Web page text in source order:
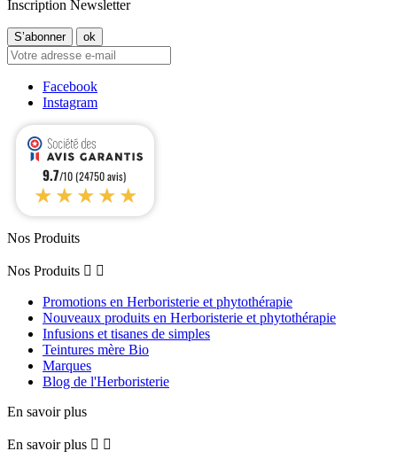
Inscription Newsletter
Facebook
Instagram
9.7/10 (24750 avis)
★★★★★
Nos Produits
Nos Produits  
Promotions en Herboristerie et phytothérapie
Nouveaux produits en Herboristerie et phytothérapie
Infusions et tisanes de simples
Teintures mère Bio
Marques
Blog de l'Herboristerie
En savoir plus
En savoir plus  